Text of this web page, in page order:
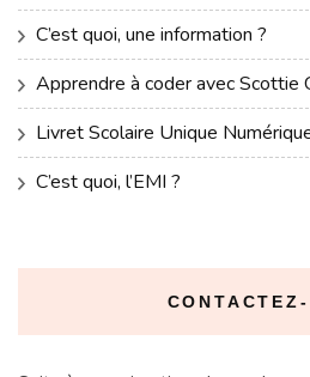
C’est quoi, une information ?
Apprendre à coder avec Scottie
Livret Scolaire Unique
C’est quoi, l’EMI ?